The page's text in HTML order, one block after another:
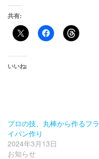
共有:
いいね:
プロの技、丸棒から作るフラ
イパン作り
2024年3月13日
お知らせ